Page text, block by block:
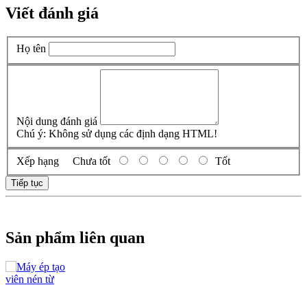
Viết đánh giá
Họ tên
Nội dung đánh giá
Chú ý: Không sử dụng các định dạng HTML!
Xếp hạng Chưa tốt Tốt
Tiếp tục
Sản phẩm liên quan